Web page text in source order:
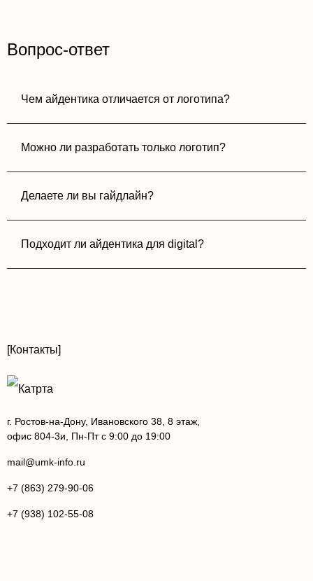
Вопрос-ответ
Чем айдентика отличается от логотипа?
Можно ли разработать только логотип?
Делаете ли вы гайдлайн?
Подходит ли айдентика для digital?
[Контакты]
г. Ростов-на-Дону, Ивановского 38, 8 этаж,
офис 804-3и, Пн-Пт с 9:00 до 19:00
mail@umk-info.ru
+7 (863) 279-90-06
+7 (938) 102-55-08